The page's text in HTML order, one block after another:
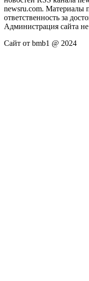
newsru.com. Материалы
ответственность за
Администрация сайта не
Сайт от bmb1 @ 2024